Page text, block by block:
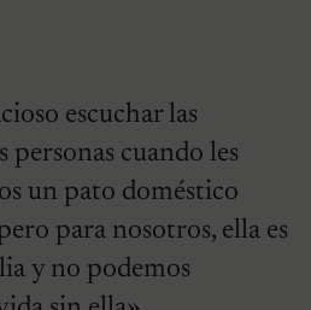
escuchar las
personas cuando les
un pato doméstico
para nosotros, ella es
y no podemos